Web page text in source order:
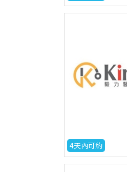
4天內可約